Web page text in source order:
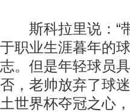
斯科拉里说：“带
于职业生涯暮年的
志。但是年轻球员
否，老帅放弃了球
土世界杯夺冠之心